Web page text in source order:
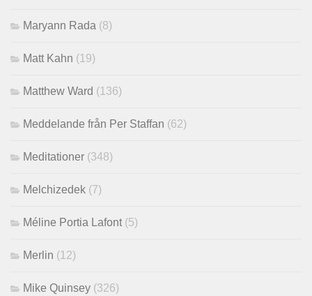
Maryann Rada (8)
Matt Kahn (19)
Matthew Ward (136)
Meddelande från Per Staffan (62)
Meditationer (348)
Melchizedek (7)
Méline Portia Lafont (5)
Merlin (12)
Mike Quinsey (326)